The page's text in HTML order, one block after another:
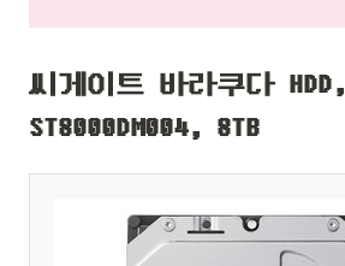
씨게이트 바라쿠다 HDD,
ST8000DM004, 8TB